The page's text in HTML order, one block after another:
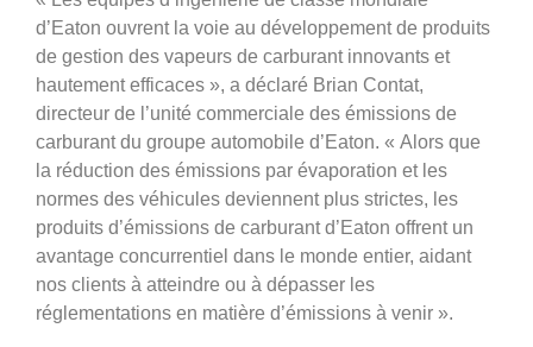
d’Eaton ouvrent la voie au développement de produits
de gestion des vapeurs de carburant innovants et
hautement efficaces », a déclaré Brian Contat,
directeur de l’unité commerciale des émissions de
carburant du groupe automobile d’Eaton. « Alors que
la réduction des émissions par évaporation et les
normes des véhicules deviennent plus strictes, les
produits d’émissions de carburant d’Eaton offrent un
avantage concurrentiel dans le monde entier, aidant
nos clients à atteindre ou à dépasser les
réglementations en matière d’émissions à venir ».